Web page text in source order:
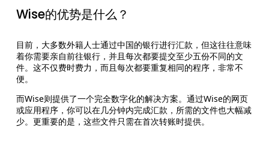
Wise的优势是什么？
目前，大多数外籍人士通过中国的银行进行汇款，但这往往意味
着你需要亲自前往银行，并且每次都要提交至少五份不同的文
件。这不仅费时费力，而且每次都要重复相同的程序，非常不
便。
而Wise则提供了一个完全数字化的解决方案。通过Wise的网页
或应用程序，你可以在几分钟内完成汇款，所需的文件也大幅减
少。更重要的是，这些文件只需在首次转账时提供。